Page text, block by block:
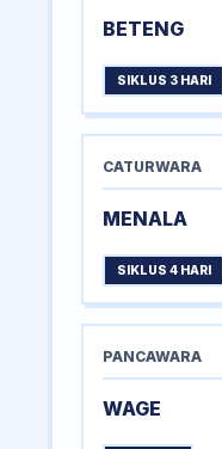
BETENG
SIKLUS 3 HARI
CATURWARA
MENALA
SIKLUS 4 HARI
PANCAWARA
WAGE